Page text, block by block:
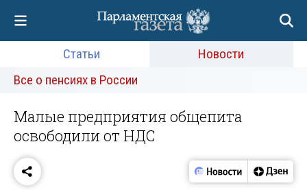
Статьи
Новости
Все о пенсиях в России
Малые предприятия общепита
освободили от НДС